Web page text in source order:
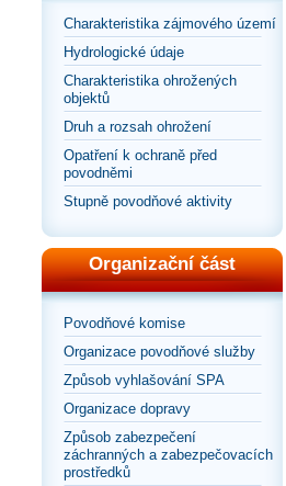
Charakteristika zájmového území
Hydrologické údaje
Charakteristika ohrožených
objektů
Druh a rozsah ohrožení
Opatření k ochraně před
povodněmi
Stupně povodňové aktivity
Organizační část
Povodňové komise
Organizace povodňové služby
Způsob vyhlašování SPA
Organizace dopravy
Způsob zabezpečení
záchranných a zabezpečovacích
prostředků